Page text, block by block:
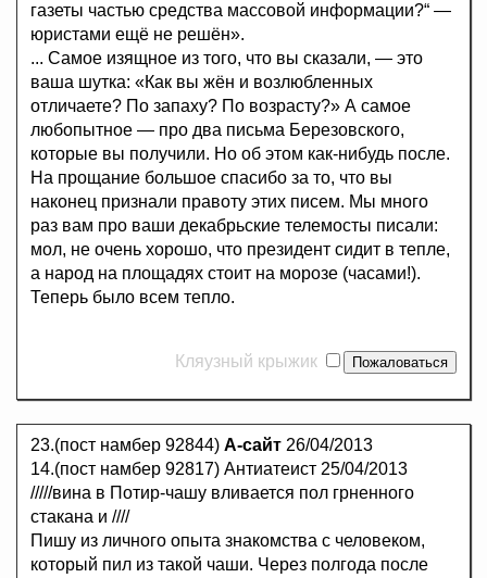
газеты частью средства массовой информации?“ —
юристами ещё не решён».
... Самое изящное из того, что вы сказали, — это
ваша шутка: «Как вы жён и возлюбленных
отличаете? По запаху? По возрасту?» А самое
любопытное — про два письма Березовского,
которые вы получили. Но об этом как-нибудь после.
На прощание большое спасибо за то, что вы
наконец признали правоту этих писем. Мы много
раз вам про ваши декабрьские телемосты писали:
мол, не очень хорошо, что президент сидит в тепле,
а народ на площадях стоит на морозе (часами!).
Теперь было всем тепло.
Кляузный крыжик
23.(пост намбер 92844) А-сайт 26/04/2013
14.(пост намбер 92817) Антиатеист 25/04/2013
/////вина в Потир-чашу вливается пол грненного
стакана и ////
Пишу из личного опыта знакомства с человеком,
который пил из такой чаши. Через полгода после